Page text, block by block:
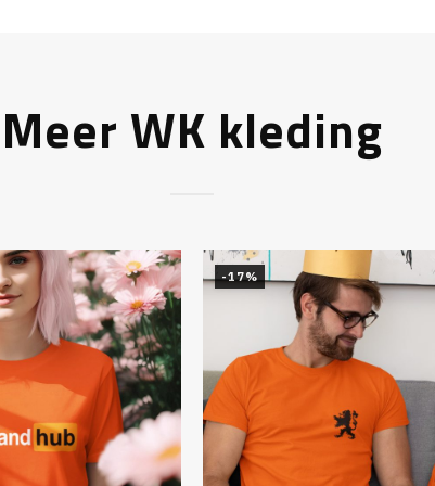
Meer WK kleding
-17%